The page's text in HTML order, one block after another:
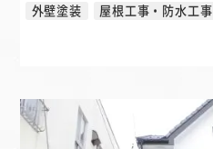
外壁塗装 屋根工事・防水工事